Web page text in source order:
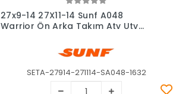
Stokta Yok
27x9-14 27X11-14 Sunf A048
Warrior Ön Arka Takım Atv Utv
SETA-27914-271114-SA048-1632